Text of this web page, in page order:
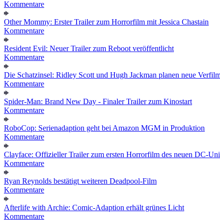
Kommentare
Other Mommy: Erster Trailer zum Horrorfilm mit Jessica Chastain
Kommentare
Resident Evil: Neuer Trailer zum Reboot veröffentlicht
Kommentare
Die Schatzinsel: Ridley Scott und Hugh Jackman planen neue
Kommentare
Spider-Man: Brand New Day - Finaler Trailer zum Kinostart
Kommentare
RoboCop: Serienadaption geht bei Amazon MGM in Produktion
Kommentare
Clayface: Offizieller Trailer zum ersten Horrorfilm des neuen DC-
Kommentare
Ryan Reynolds bestätigt weiteren Deadpool-Film
Kommentare
Afterlife with Archie: Comic-Adaption erhält grünes Licht
Kommentare